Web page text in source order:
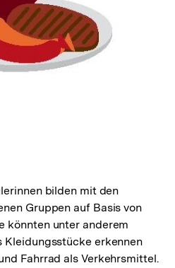
In
Lightbox
öffnen
bilden mit den
Gruppen auf Basis von
könnten unter anderem
Kleidungsstücke erkennen
Fahrrad als Verkehrsmittel.